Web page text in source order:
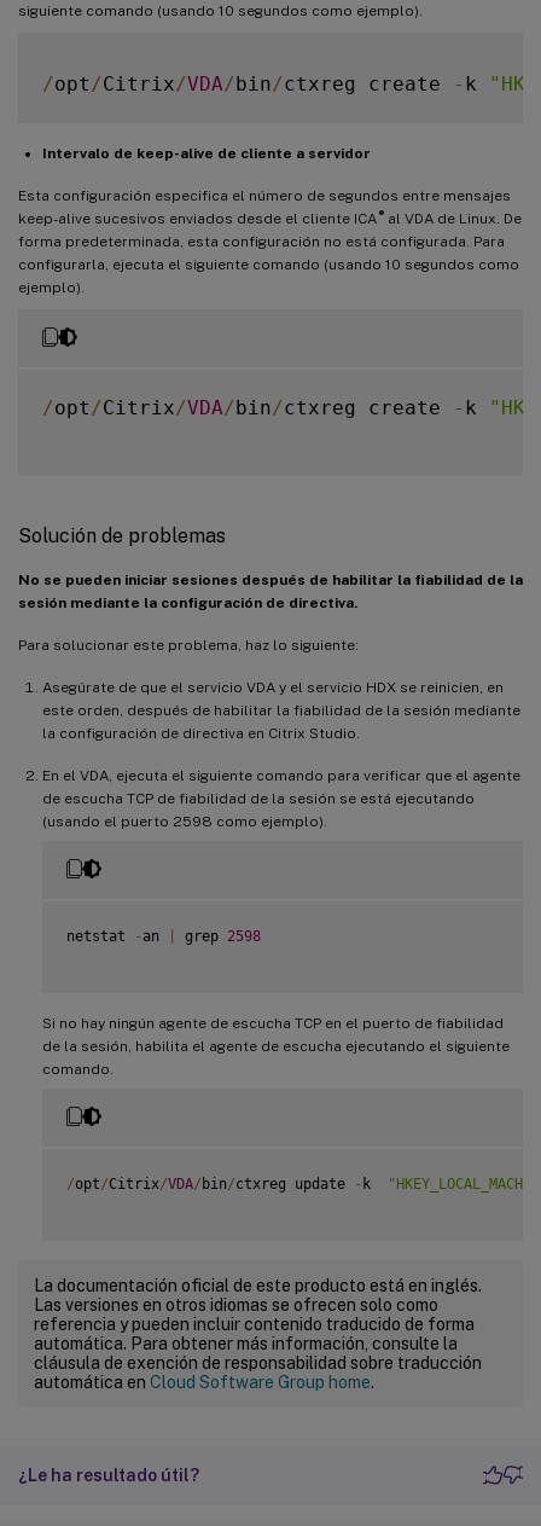
siguiente comando (usando 10 segundos como ejemplo).
/opt /Citrix/VDA/bin/ctxreg create - k
Intervalo de keep-alive de cliente a servidor
Esta configuración especifica el número de segundos entre mensajes
keep-alive sucesivos enviados desde el cliente ICA ®al VDA de Linux. De
forma predeterminada, esta configuración no está configurada. Para
configurarla, ejecuta el siguiente comando (usando 10 segundos como
ejemplo).
/opt /Citrix/VDA/bin/ctxreg create - k
Solución de problemas
No se pueden iniciar sesiones después de habilitar la fiabilidad de la
sesión mediante la configuración de directiva.
Para solucionar este problema, haz lo siguiente:
Asegúrate de que el servicio VDA y el servicio HDX se reinicien, en
este orden, después de habilitar la fiabilidad de la sesión mediante
la configuración de directiva en Citrix Studio.
En el VDA, ejecuta el siguiente comando para verificar que el agente
de escucha TCP de fiabilidad de la sesión se está ejecutando
(usando el puerto 2598 como ejemplo).
netstat - an grep 2598
Si no hay ningún agente de escucha TCP en el puerto de fiabilidad
de la sesión, habilita el agente de escucha ejecutando el siguiente
comando.
/opt/Citrix/VDA/ bin/ctxreg update - k
La documentación oficial de este producto está en inglés.
Las versiones en otros idiomas se ofrecen solo como
referencia y pueden incluir contenido traducido de forma
automática. Para obtener más información, consulte la
cláusula de exención de responsabilidad sobre traducción
automática en Cloud Software Group home.
¿Le ha resultado útil?